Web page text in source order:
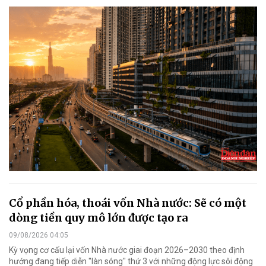
Cổ phần hóa, thoái vốn Nhà nước: Sẽ có một
dòng tiền quy mô lớn được tạo ra
09/08/2026 04:05
Kỳ vọng cơ cấu lại vốn Nhà nước giai đoạn 2026–2030 theo định
hướng đang tiếp diễn "làn sóng" thứ 3 với những động lực sôi động